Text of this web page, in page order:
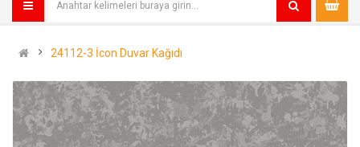
24112-3 İcon Duvar Kağıdı